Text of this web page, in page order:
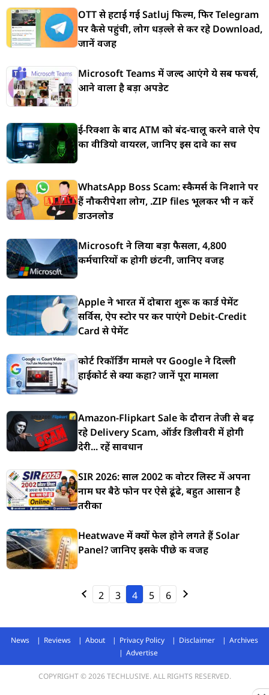
OTT से हटाई गई Satluj फिल्म, फिर Telegram
पर कैसे पहुंची, लोग धड़ल्ले से कर रहे Download,
जानें वजह
Microsoft Teams में जल्द आएंगे ये सब फीचर्स,
आने वाला है बड़ा अपडेट
ई-रिक्शा के बाद ATM को बंद-चालू करने वाले ऐप
का वीडियो वायरल, जानिए इस दावे का सच
WhatsApp Boss Scam: स्कैमर्स के निशाने पर
हैं नौकरीपेशा लोग, .ZIP files भूलकर भी न करें
डाउनलोड
Microsoft ने लिया बड़ा फैसला, 4,800
कर्मचारियों की होगी छंटनी, जानिए वजह
Apple ने भारत में दोबारा शुरू की कार्ड पेमेंट
सर्विस, ऐप स्टोर पर कर पाएंगे Debit-Credit
Card से पेमेंट
कोर्ट रिकॉर्डिंग मामले पर Google ने दिल्ली
हाईकोर्ट से क्या कहा? जानें पूरा मामला
Amazon-Flipkart Sale के दौरान तेजी से बढ़
रहे Delivery Scam, ऑर्डर डिलीवरी में होगी
देरी... रहें सावधान
SIR 2026: साल 2002 की वोटर लिस्ट में अपना
नाम घर बैठे फोन पर ऐसे ढूंढे, बहुत आसान है
तरीका
Heatwave में क्यों फेल होने लगते हैं Solar
Panel? जानिए इसके पीछे की वजह
2 3 4 5 6
News Reviews About Privacy Policy Disclaimer
Archives
Advertise
COPYRIGHT © 2026 TECHLUSIVE. ALL RIGHTS RESERVED.